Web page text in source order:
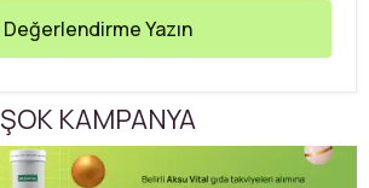
Değerlendirme Yazın
ŞOK KAMPANYA